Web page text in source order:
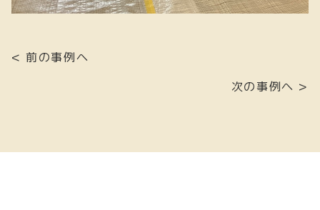
< 前の事例へ
次の事例へ >